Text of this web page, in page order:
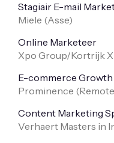
Stagiair E-mail
Miele (Asse)
Online Marketeer
Xpo Group/Kortrijk
E-commerce
Prominence (Remote
Content Marketing
Verhaert Masters in